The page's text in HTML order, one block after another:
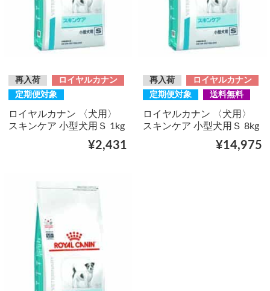
再入荷
ロイヤルカナン
定期便対象
ロイヤルカナン 〈犬用〉
スキンケア 小型犬用Ｓ 1kg
¥2,431
再入荷
ロイヤルカナン
定期便対象
送料無料
ロイヤルカナン 〈犬用〉
スキンケア 小型犬用Ｓ 8kg
¥14,975